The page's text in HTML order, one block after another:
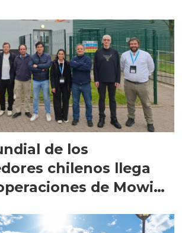
de los
chilenos llega
de Mowi